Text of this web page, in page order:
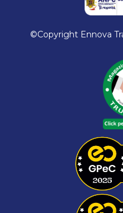
©Copyright Ennova